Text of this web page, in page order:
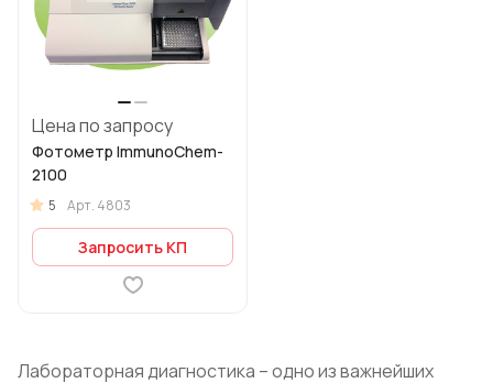
Цена по запросу
Фотометр ImmunoChem-
2100
5 Арт. 4803
Запросить КП
Лабораторная диагностика – одно из важнейших